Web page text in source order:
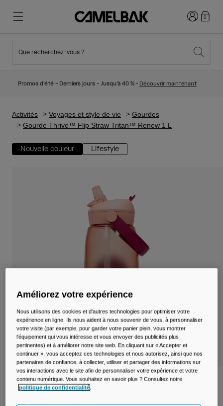
Nouveautés
Sacs Hydratation
Mugs et Gobelets
Ceintures et sacoches
Réservoirs
Accessoires
Tout Voir
Randonnée
Voyages et style de vie
Abandonner le tout Jetable
Connexion
0
Que recherchez-vous ?
Promos d'été - Derniers jours - Jusqu'à 40 % - Découvrir maintenant
Activités Voyages et style de vie
Gourdes
Gourde Thrive™ Flip Straw Tritan™ Renew 1 L
Nouvelle couleur Lifestyle
Gourde Thrive™ Flip Straw Tritan™ Renew
1 L
Améliorez votre expérience
Nous utilisons des cookies et d'autres technologies pour optimiser votre
expérience en ligne. Ils nous aident à nous souvenir de vous, à personnaliser
votre visite (par exemple, pour garder votre panier plein, vous montrer
l'équipement qui vous intéresse et vous envoyer des publicités plus
pertinentes) et à améliorer notre site web. En cliquant sur « Accepter et
continuer », vous acceptez ces technologies et nous autorisez, ainsi que nos
partenaires de confiance, à collecter, utiliser et partager des informations sur
vos interactions avec le site afin de personnaliser votre expérience et votre
contenu numérique. Vous souhaitez en savoir plus ? Consultez notre
politique de confidentialité